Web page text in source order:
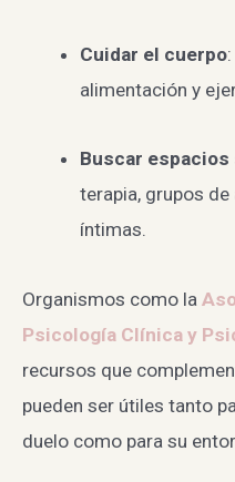
Cuidar el cuerpo
alimentación y
Buscar espacios
terapia, grupos
íntimas.
Organismos como la
Psicología Clínica y
recursos que
pueden ser útiles tanto
duelo como para su